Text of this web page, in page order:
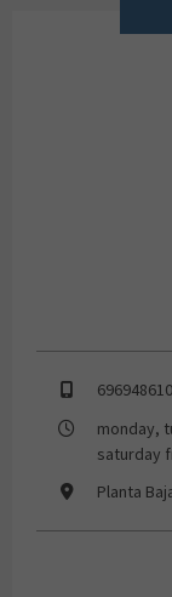
696948610
monday,
saturday
Planta